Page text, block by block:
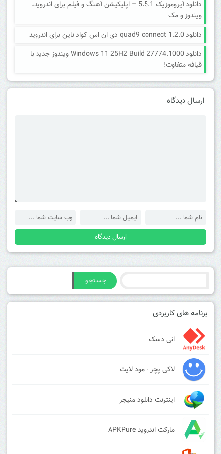
دانلود آیروموزیک 5.5.1 – اپلیکیشن آهنگ و فیلم برای اندروید،
ویندوز و مک
دانلود quad9 connect 1.2.0 دی ان اس کواد ناین برای اندروید
دانلود Windows 11 25H2 Build 27774.1000 ویندوز جدید با
قیافه متفاوت!
ارسال دیدگاه
جستجو
برنامه های کاربردی
انی دسک
لاکی پچر - مود لایت
اینترنت دانلود منیجر
مارکت اندروید APKPure